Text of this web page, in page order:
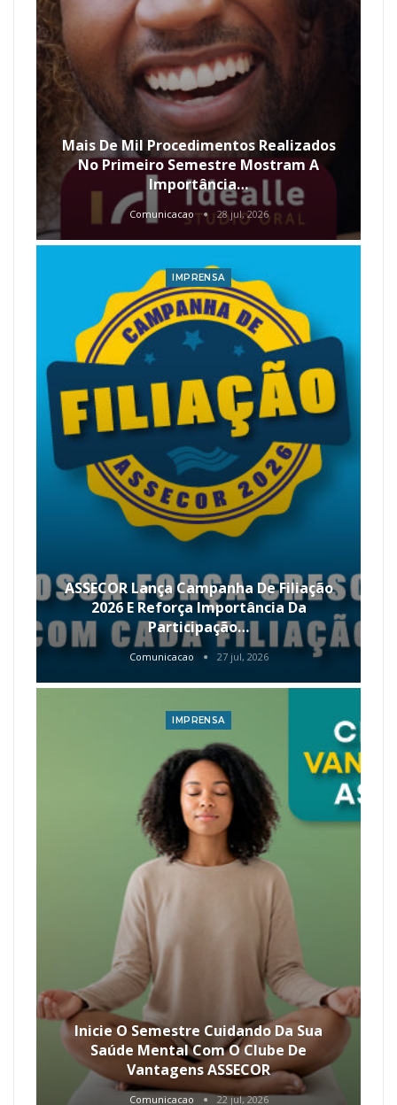
Mais De Mil Procedimentos Realizados
No Primeiro Semestre Mostram A
Importância…
Comunicacao 28 jul, 2026
IMPRENSA
ASSECOR Lança Campanha De Filiação
2026 E Reforça Importância Da
Participação…
Comunicacao 27 jul, 2026
IMPRENSA
Inicie O Semestre Cuidando Da Sua
Saúde Mental Com O Clube De
Vantagens ASSECOR
Comunicacao 22 jul, 2026